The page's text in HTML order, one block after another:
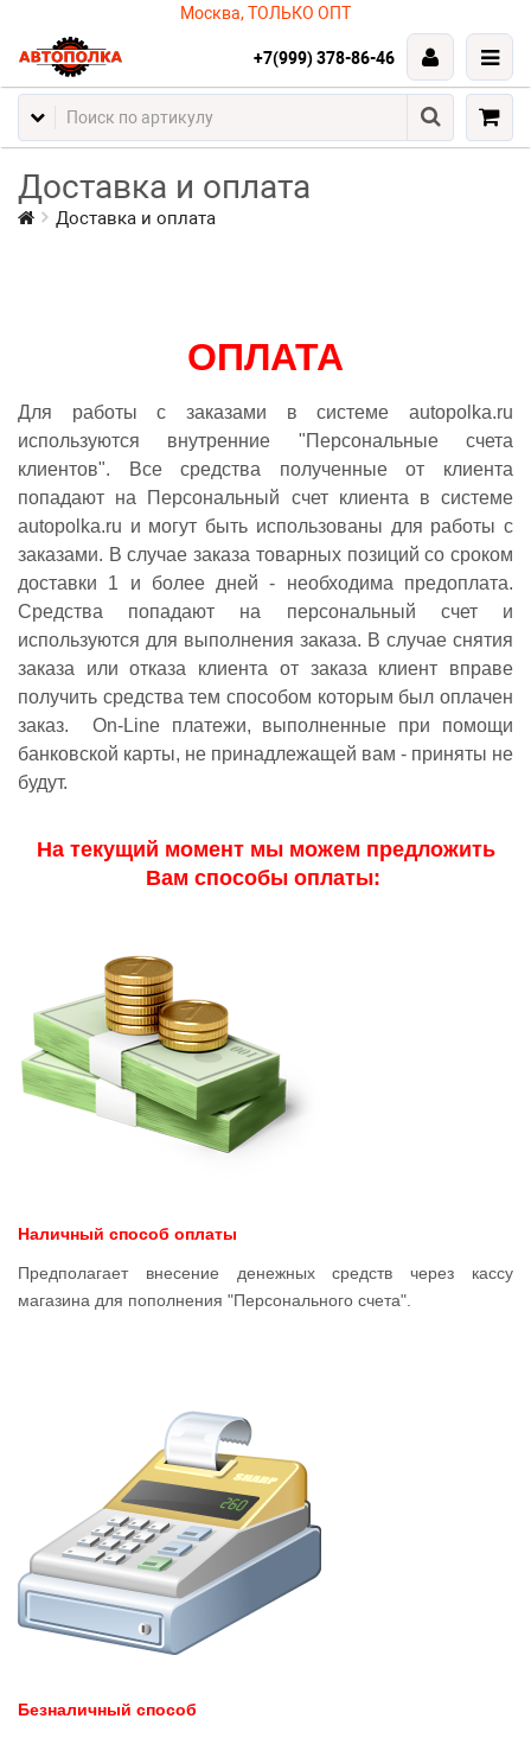
Москва, ТОЛЬКО ОПТ
+7(999) 378-86-46
Доставка и оплата
Доставка и оплата
ОПЛАТА
Для работы с заказами в системе autopolka.ru
используются внутренние "Персональные счета
клиентов". Все средства полученные от клиента
попадают на Персональный счет клиента в системе
autopolka.ru и могут быть использованы для работы с
заказами. В случае заказа товарных позиций со сроком
доставки 1 и более дней - необходима предоплата.
Средства попадают на персональный счет и
используются для выполнения заказа. В случае снятия
заказа или отказа клиента от заказа клиент вправе
получить средства тем способом которым был оплачен
заказ. Оn-Line платежи, выполненные при помощи
банковской карты, не принадлежащей вам - приняты не
будут.
На текущий момент мы можем предложить
Вам способы оплаты:
Наличный способ оплаты
Предполагает внесение денежных средств через кассу
магазина для пополнения "Персонального счета".
Безналичный способ